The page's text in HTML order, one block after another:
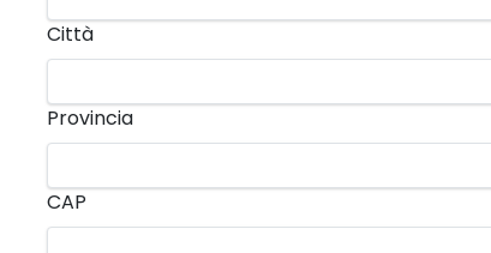
Città
Provincia
CAP